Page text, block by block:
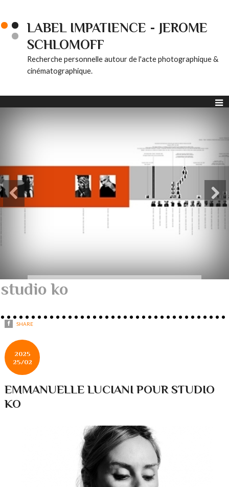
LABEL IMPATIENCE - JEROME
SCHLOMOFF
Recherche personnelle autour de l'acte photographique &
cinématographique.
studio ko
SHARE
2025
25/02
EMMANUELLE LUCIANI POUR STUDIO
KO